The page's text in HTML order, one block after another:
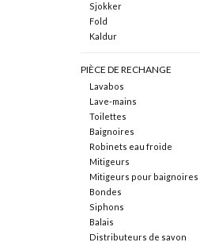
Sjokker
Fold
Kaldur
PIÈCE DE RECHANGE
Lavabos
Lave-mains
Toilettes
Baignoires
Robinets eau froide
Mitigeurs
Mitigeurs pour baignoires
Bondes
Siphons
Balais
Distributeurs de savon